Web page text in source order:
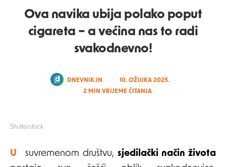
Shutterstock
Ova navika ubija polako poput
cigareta – a većina nas to radi
svakodnevno!
POSTED
DNEVNIK.IN
10. OŽUJKA 2025.
2 MIN VRIJEME ČITANJA
U suvremenom društvu, sjedilački način života